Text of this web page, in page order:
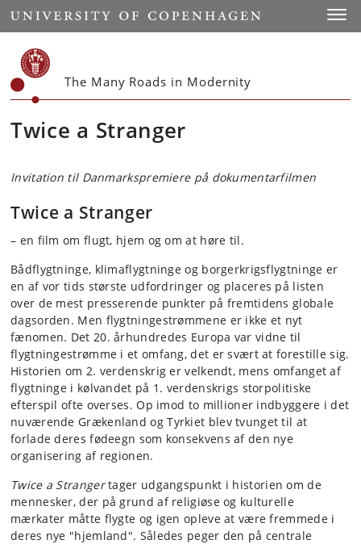
Start
The Many Roads in Modernity
Twice a Stranger
Invitation til Danmarkspremiere på dokumentarfilmen
Twice a Stranger
– en film om flugt, hjem og om at høre til.
Bådflygtninge, klimaflygtninge og borgerkrigsflygtninge er
en af vor tids største udfordringer og placeres på listen
over de mest presserende punkter på fremtidens globale
dagsorden. Men flygtningestrømmene er ikke et nyt
fænomen. Det 20. århundredes Europa var vidne til
flygtningestrømme i et omfang, det er svært at forestille sig.
Historien om 2. verdenskrig er velkendt, mens omfanget af
flygtninge i kølvandet på 1. verdenskrigs storpolitiske
efterspil ofte overses. Op imod to millioner indbyggere i det
nuværende Grækenland og Tyrkiet blev tvunget til at
forlade deres fødeegn som konsekvens af den nye
organisering af regionen.
Twice a Strangertager udgangspunkt i historien om de
mennesker, der på grund af religiøse og kulturelle
mærkater måtte flygte og igen opleve at være fremmede i
deres nye "hjemland". Således peger den på centrale